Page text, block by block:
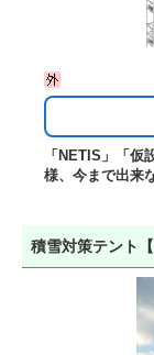
「NETIS」「仮
様、今まで出来
積雪対策テント【